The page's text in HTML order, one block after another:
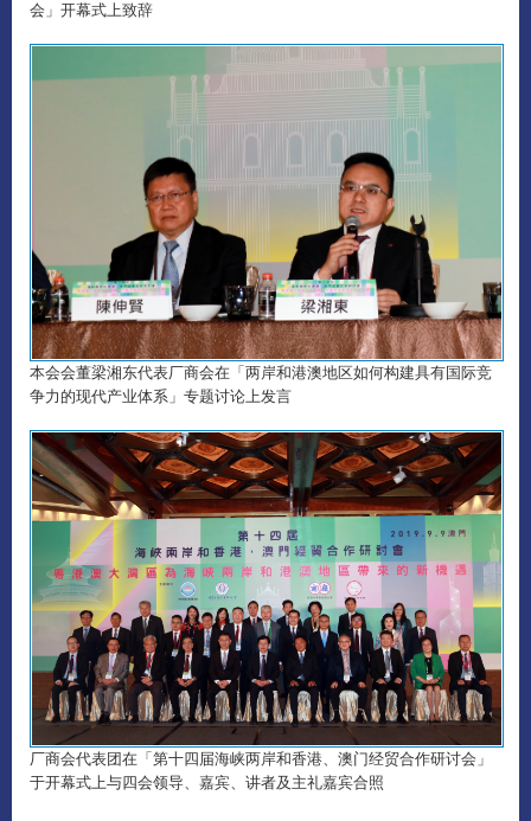
会」开幕式上致辞
本会会董梁湘东代表厂商会在「两岸和港澳地区如何构建具有国际竞
争力的现代产业体系」专题讨论上发言
厂商会代表团在「第十四届海峡两岸和香港、澳门经贸合作研讨会」
于开幕式上与四会领导、嘉宾、讲者及主礼嘉宾合照